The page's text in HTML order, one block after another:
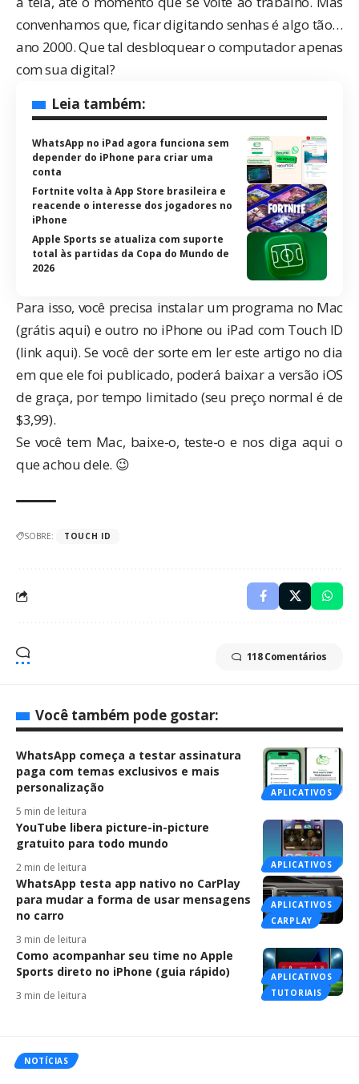
convenhamos que, ficar digitando senhas é algo tão…
ano 2000. Que tal desbloquear o computador apenas
com sua digital?
Leia também:
WhatsApp no iPad agora funciona sem
depender do iPhone para criar uma
conta
Fortnite volta à App Store brasileira e
reacende o interesse dos jogadores no
iPhone
Apple Sports se atualiza com suporte
total às partidas da Copa do Mundo de
2026
Para isso, você precisa instalar um programa no Mac
(grátis aqui) e outro no iPhone ou iPad com Touch ID
(link aqui). Se você der sorte em ler este artigo no dia
em que ele foi publicado, poderá baixar a versão iOS
de graça, por tempo limitado (seu preço normal é de
$3,99).
Se você tem Mac, baixe-o, teste-o e nos diga aqui o
que achou dele. 😉
SOBRE: TOUCH ID
118 Comentários
Você também pode gostar:
APLICATIVOS
WhatsApp começa a testar assinatura
paga com temas exclusivos e mais
personalização
5 min de leitura
APLICATIVOS
YouTube libera picture-in-picture
gratuito para todo mundo
2 min de leitura
APLICATIVOS
CARPLAY
WhatsApp testa app nativo no CarPlay
para mudar a forma de usar mensagens
no carro
3 min de leitura
APLICATIVOS
TUTORIAIS
Como acompanhar seu time no Apple
Sports direto no iPhone (guia rápido)
3 min de leitura
NOTÍCIAS